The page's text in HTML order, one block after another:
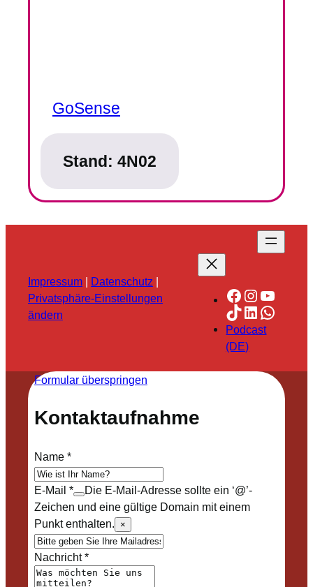
GoSense
Stand: 4N02
Impressum | Datenschutz |
Privatsphäre-Einstellungen
ändern
Facebook
TikTok
LinkedIn
Podcast
(DE)
Formular überspringen
Kontaktaufnahme
Name*
E-Mail *
Die E-Mail-Adresse sollte ein ‘@’-
Zeichen und eine gültige Domain mit einem
Punkt enthalten.
×
Nachricht*